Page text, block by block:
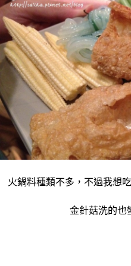
火鍋料種類不多，不過我想
金針菇洗的也